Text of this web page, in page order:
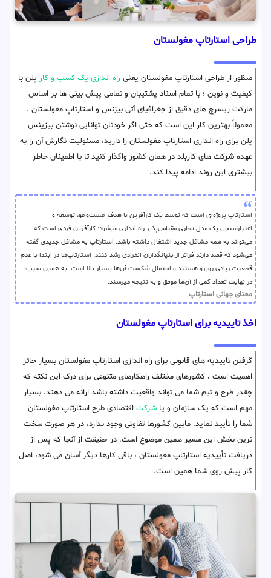
طراحی استارتاپ مغولستان
منظور از طراحی استارتاپ مغولستان یعنی راه اندازی یک کسب و کار پلن با
کیفیت و نوین ؛ با تمام اسناد پشتیبان و تمامی پیش بینی ها بر اساس
مارکت ریسرچ های دقیق از جغرافیای آتی بیزنس و استارتاپ مغولستان .
معمولاً بهترین کار این است که حتی اگر خودتان توانایی نوشتن بیزینس
پلن برای راه اندازی استارتاپ مغولستان را دارید، مسئولیت نگارش آن را به
عهده شرکت های کاربلد در همان کشور واگذار کنید تا با اطمینان خاطر
بیشتری این روند ادامه پیدا کند.
استارتاپ پروژه‌ای است که توسط یک کارآفرین با هدف جست‌وجو، توسعه و
اعتبارسنجی یک مدل تجاری مقیاس‌پذیر راه اندازی میشود؛ کارآفرین فردی است که
می‌تواند به همه مشاغل جدید اشتغال داشته باشد. استارتاپ به مشاغل جدیدی گفته
می‌شود که قصد دارند فراتر از بنیانگذاران انفرادی رشد کنند. استارتاپ‌ها در ابتدا با عدم
قطعیت زیادی روبرو هستند و احتمال شکست آن‌ها بسیار بالا است؛ به همین سبب،
در نهایت تعداد کمی از آن‌ها موفق و به نتیجه میرسند.
معنای جهانی استارتاپ
اخذ تاییدیه برای استارتاپ مغولستان
گرفتن تاییدیه های قانونی برای راه اندازی استارتاپ مغولستان بسیار حائز
اهمیت است ، کشورهای مختلف راهکارهای متنوعی برای درک این نکته که
چقدر طرح و تیم شما می تواند واقعیت داشته باشد ارائه می دهند. بسیار
مهم است که یک سازمان و یا شرکت اقتصادی طرح استارتاپ مغولستان
شما را تأیید نماید. مابین کشورها تفاوتی وجود ندارد، در هر صورت سخت
ترین بخش این مسیر همین موضوع است. در حقیقت از آنجا که پس از
دریافت تأییدیه استارتاپ مغولستان ، باقی کارها دیگر آسان می شود، اصل
کار پیش روی شما همین است.